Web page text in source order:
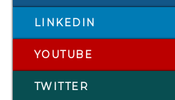
LINKEDIN
YOUTUBE
TWITTER